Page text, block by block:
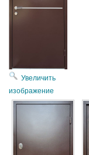
Увеличить
изображение